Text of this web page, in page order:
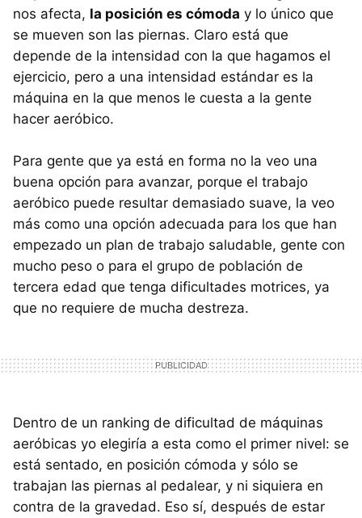
nos afecta, la posición es cómoda y lo único que
se mueven son las piernas. Claro está que
depende de la intensidad con la que hagamos el
ejercicio, pero a una intensidad estándar es la
máquina en la que menos le cuesta a la gente
hacer aeróbico.
Para gente que ya está en forma no la veo una
buena opción para avanzar, porque el trabajo
aeróbico puede resultar demasiado suave, la veo
más como una opción adecuada para los que han
empezado un plan de trabajo saludable, gente con
mucho peso o para el grupo de población de
tercera edad que tenga dificultades motrices, ya
que no requiere de mucha destreza.
Dentro de un ranking de dificultad de máquinas
aeróbicas yo elegiría a esta como el primer nivel: se
está sentado, en posición cómoda y sólo se
trabajan las piernas al pedalear, y ni siquiera en
contra de la gravedad. Eso sí, después de estar